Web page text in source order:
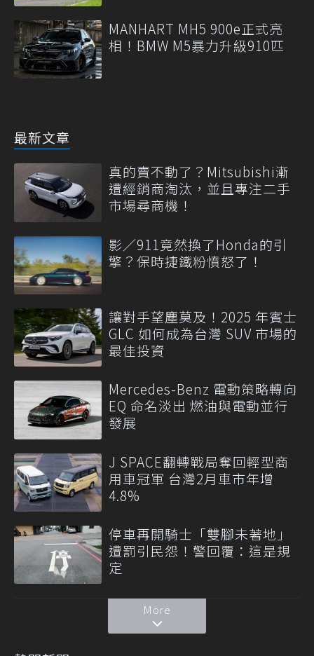
MANHART MH5 900e正式亮
相！BMW M5暴力升級910匹
最新文章
真的賣不動了？Mitsubishi漸
遭經銷商淘汰，並且專注二手
市場尋商機！
影／911竟然換了Honda的引
擎？保時捷鐵粉憤怒了！
讓對手望塵莫及！2025 年賓士
GLC 如何成為台灣 SUV 市場的
最佳投資
Mercedes-Benz 電動策略轉向
EQ 命名淡出 燃油與電動並行
發展
J SPACE翻轉戰局奪回輕型商
用車冠軍 台灣2月車市年增
4.8%
停車再開騎士「雙腳未著地」
遭罰引民怨！警回覆：這是規
定
More